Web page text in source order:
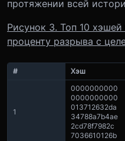
протяжении всей
Рисунок 3. Топ 10
проценту разрыва с
# Хэш
1
0000000000
0000000000
013712632da
34788a7b4ae
2cd78f7982c
7036610126b